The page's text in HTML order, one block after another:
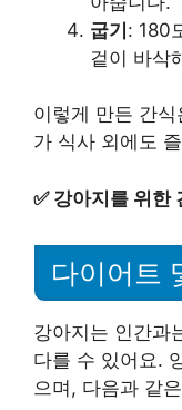
굽기: 180
겉이 바삭
이렇게 만든 간
가 식사 외에도
✅ 강아지를 위한
다이어트
강아지는 인간과
다를 수 있어요.
으며, 다음과 같